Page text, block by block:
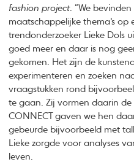
fashion project. “We
maatschappelijke thema’s op
trendonderzoeker Lieke Dols
goed meer en daar is nog
gekomen. Het zijn de
experimenteren en zoeken
vraagstukken rond
te gaan. Zij vormen daarin
CONNECT gaven we hen
gebeurde bijvoorbeeld met
Lieke zorgde voor analyses
leven.